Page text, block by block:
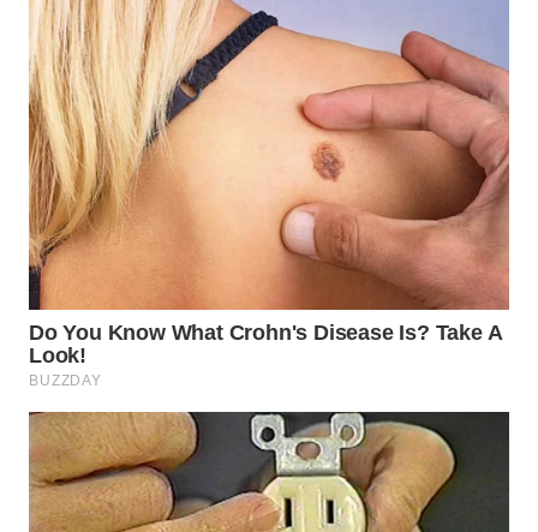
WN
PADANG
LAWAS
WN
SUMEDANG
WN
CIANJUR
WN
KEPULAUAN
SERIBU
WN
TANGERANG